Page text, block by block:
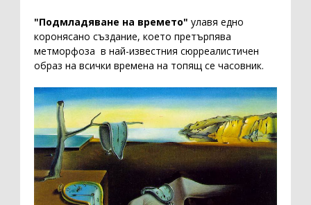
"Подмладяване на времето" улавя едно
коронясано създание, което претърпява
метморфоза в най-известния сюрреалистичен
образ на всички времена на топящ се часовник.